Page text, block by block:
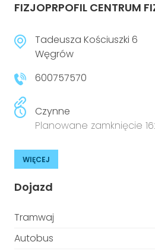
FIZJOPRPOFIL CENTRUM
Tadeusza Kościuszki 6
Węgrów
600757570
Czynne
Planowane zamknięcie
WIĘCEJ
Dojazd
Tramwaj
Autobus